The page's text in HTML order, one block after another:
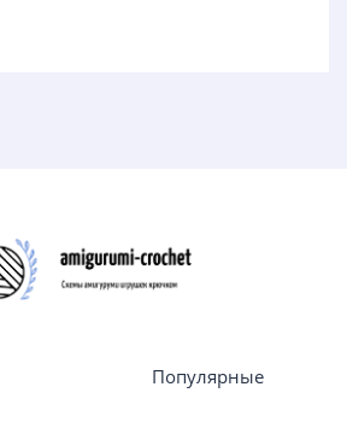
Популярные